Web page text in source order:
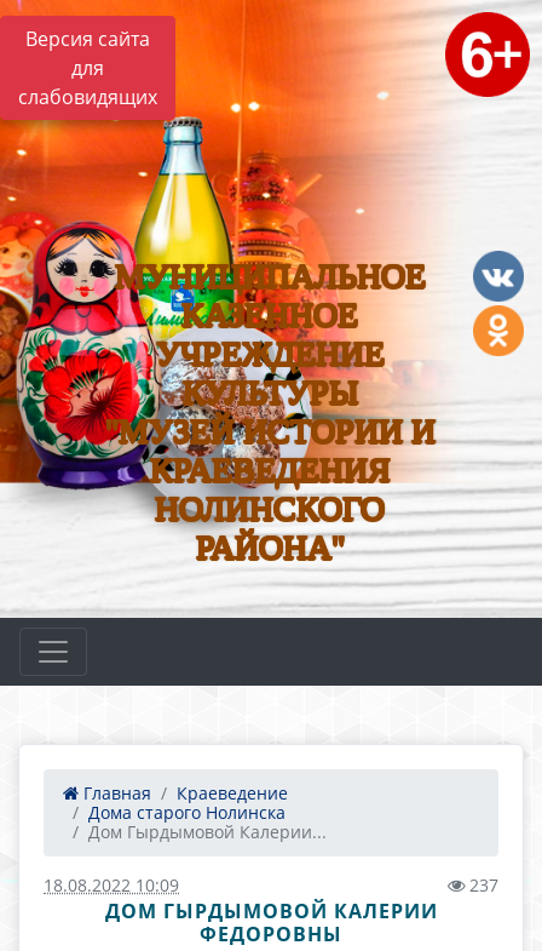
Версия сайта
для
слабовидящих
МУНИЦИПАЛЬНОЕ
КАЗЕННОЕ
УЧРЕЖДЕНИЕ
КУЛЬТУРЫ
"МУЗЕЙ ИСТОРИИ И
КРАЕВЕДЕНИЯ
НОЛИНСКОГО
РАЙОНА"
Главная
Краеведение
Дома старого Нолинска
Дом Гырдымовой Калерии...
18.08.2022 10:09 237
ДОМ ГЫРДЫМОВОЙ КАЛЕРИИ
ФЕДОРОВНЫ